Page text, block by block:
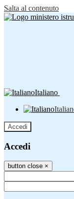
Salta al contenuto
Italiano
Accedi
Accedi
button close ×